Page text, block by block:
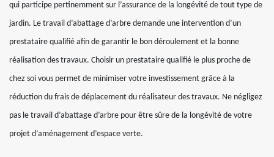
qui participe pertinemment sur l’assurance de la longévité de tout type de
jardin. Le travail d’abattage d’arbre demande une intervention d’un
prestataire qualifié afin de garantir le bon déroulement et la bonne
réalisation des travaux. Choisir un prestataire qualifié le plus proche de
chez soi vous permet de minimiser votre investissement grâce à la
réduction du frais de déplacement du réalisateur des travaux. Ne négligez
pas le travail d’abattage d’arbre pour être sûre de la longévité de votre
projet d’aménagement d’espace verte.